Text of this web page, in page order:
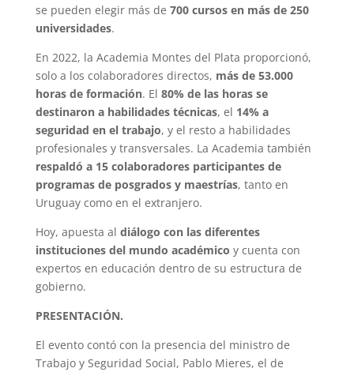
se pueden elegir más de 700 cursos en más de 250
universidades.
En 2022, la Academia Montes del Plata proporcionó,
solo a los colaboradores directos, más de 53.000
horas de formación. El 80% de las horas se
destinaron a habilidades técnicas, el 14% a
seguridad en el trabajo, y el resto a habilidades
profesionales y transversales. La Academia también
respaldó a 15 colaboradores participantes de
programas de posgrados y maestrías, tanto en
Uruguay como en el extranjero.
Hoy, apuesta al diálogo con las diferentes
instituciones del mundo académico y cuenta con
expertos en educación dentro de su estructura de
gobierno.
PRESENTACIÓN.
El evento contó con la presencia del ministro de
Trabajo y Seguridad Social, Pablo Mieres, el de